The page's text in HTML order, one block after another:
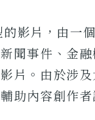
影片，由一
聞事件、金
片。由於涉
助內容創作者